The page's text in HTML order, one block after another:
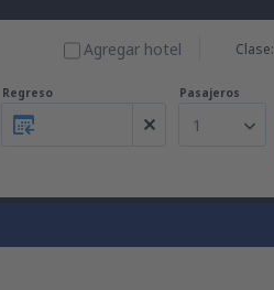
Clase:
Agregar hotel
Regreso Pasajeros
1